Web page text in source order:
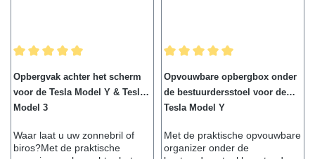
Opbergvak achter het scherm
voor de Tesla Model Y & Tesla
Model 3
Waar laat u uw zonnebril of
biros?Met de praktische
Opvouwbare opbergbox onder
de bestuurdersstoel voor de
Tesla Model Y
Met de praktische opvouwbare
organizer onder de